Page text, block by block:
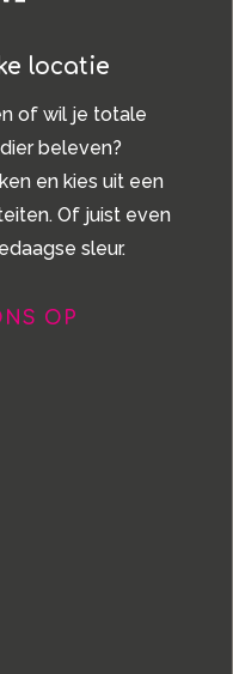
locatie
of wil je totale
beleven?
en kies uit een
Of juist even
sleur.
OP